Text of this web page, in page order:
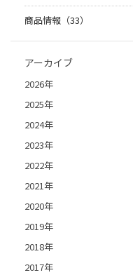
商品情報（33）
アーカイブ
2026年
2025年
2024年
2023年
2022年
2021年
2020年
2019年
2018年
2017年